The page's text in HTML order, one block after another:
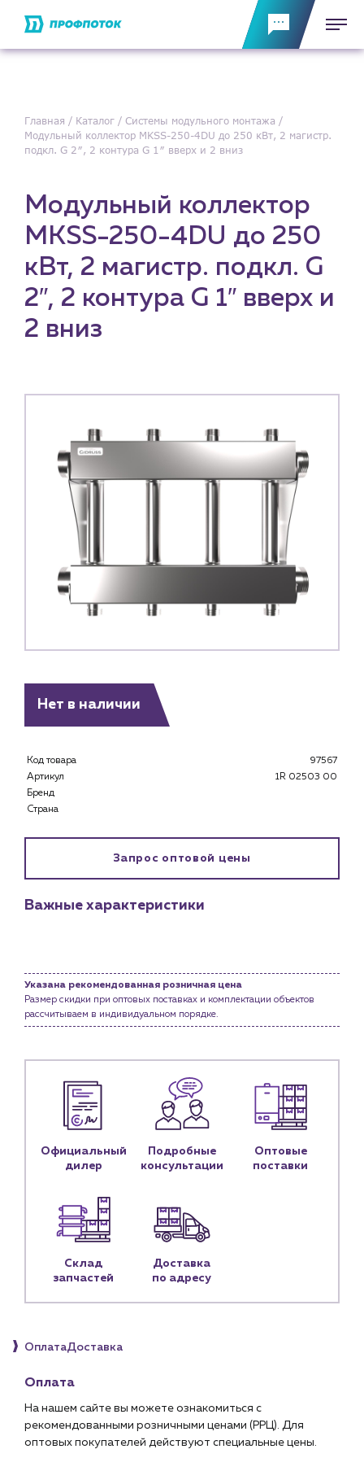
Предприятиям и юр.лицам
История компании
Сервис и обслуживание инженерных систем
Доставка
Блог
Личный кабинет
Контакты
Наши партнёры
Чат-бот
+7 (918) 070-19-79
sales@profpotok.ru
Главная Каталог
Системы модульного монтажа
Модульный коллектор MKSS-250-4DU до 250 кВт, 2 магистр.
подкл. G 2″, 2 контура G 1″ вверх и 2 вниз
Модульный коллектор
MKSS-250-4DU до 250
кВт, 2 магистр. подкл. G
2″, 2 контура G 1″ вверх и
2 вниз
Нет в наличии
Код товара
97567
Артикул
1R 02503 00
Бренд
Страна
Запрос оптовой цены
Важные характеристики
Указана рекомендованная розничная цена
Размер скидки при оптовых поставках и комплектации объектов
рассчитываем в индивидуальном порядке.
Официальный
дилер
Подробные
консультации
Оптовые
поставки
Склад
запчастей
Доставка
по адресу
ОплатаДоставка
Оплата
На нашем сайте вы можете ознакомиться с
рекомендованными розничными ценами (РРЦ). Для
оптовых покупателей действуют специальные цены.